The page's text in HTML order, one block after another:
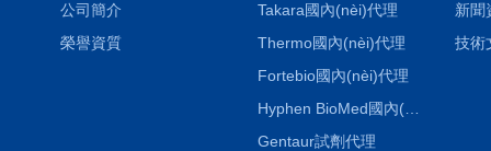
公司簡介
榮譽資質
Takara國內(nèi)代理
Thermo國內(nèi)代理
Fortebio國內(nèi)代理
Hyphen BioMed國內(nèi)代理
Gentaur試劑代理
新聞
技術